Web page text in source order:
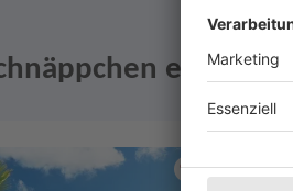
entdecken
Merken
1